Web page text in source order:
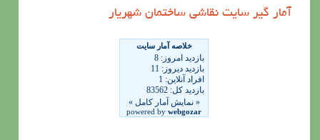
آمار گیر سایت نقاشی ساختمان شهریار